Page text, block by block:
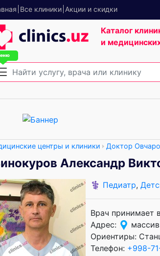
Все клиники Акции и скидки
Каталог
и
центры и клиники Доктор
Александр
⚕️ Педиатр,
Врач принимает
Адрес:
Ориентиры:
Телефон: +998-